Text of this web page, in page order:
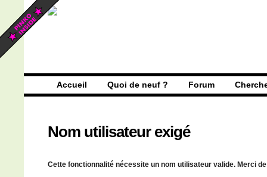
Accueil Quoi de neuf ? Forum
Nom utilisateur exigé
Cette fonctionnalité nécessite un nom utilisateur valide. Merci